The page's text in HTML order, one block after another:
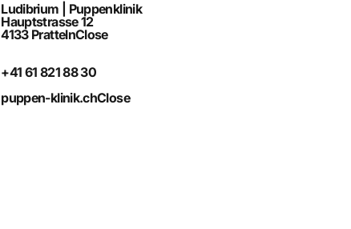
Ludibrium | Puppenklinik
Hauptstrasse 12
4133 PrattelnClose
+41 61 821 88 30
puppen-klinik.chClose